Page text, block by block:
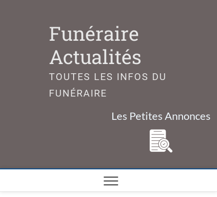
Funéraire
Actualités
TOUTES LES INFOS DU
FUNÉRAIRE
Les Petites Annonces